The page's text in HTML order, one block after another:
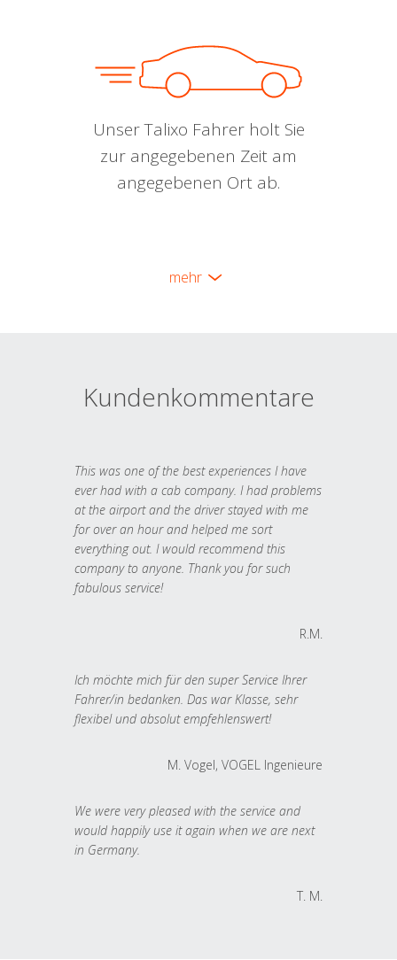
Unser Talixo Fahrer holt Sie
zur angegebenen Zeit am
angegebenen Ort ab.
mehr
Kundenkommentare
This was one of the best experiences I have
ever had with a cab company. I had problems
at the airport and the driver stayed with me
for over an hour and helped me sort
everything out. I would recommend this
company to anyone. Thank you for such
fabulous service!
R.M.
Ich möchte mich für den super Service Ihrer
Fahrer/in bedanken. Das war Klasse, sehr
flexibel und absolut empfehlenswert!
M. Vogel, VOGEL Ingenieure
We were very pleased with the service and
would happily use it again when we are next
in Germany.
T. M.